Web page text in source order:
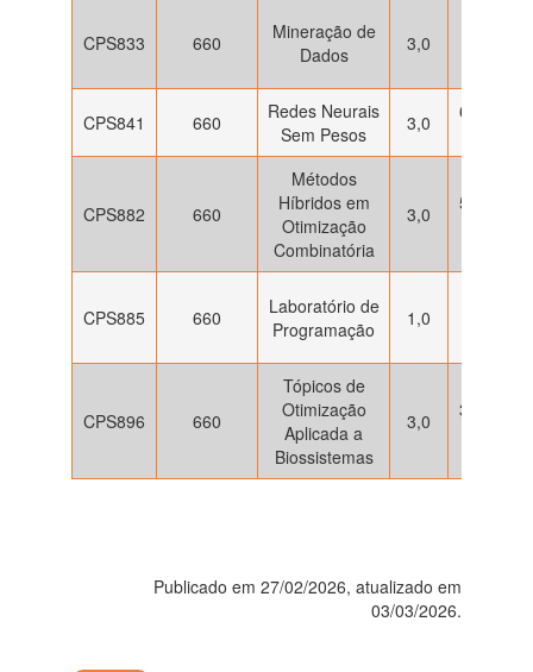
CPS833 660
Mineração de
Dados
3,0
CPS841 660
Redes Neurais
Sem Pesos
3,0
6ª feira:
CPS882 660
Métodos
Híbridos em
Otimização
Combinatória
3,0
5ª feira:
CPS885 660
Laboratório de
Programação
1,0
CPS896 660
Tópicos de
Otimização
Aplicada a
Biossistemas
3,0
3ª feira:
Publicado em 27/02/2026, atualizado em
03/03/2026.